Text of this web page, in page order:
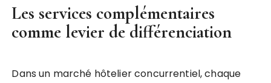
Les services complémentaires
comme levier de différenciation
Dans un marché hôtelier concurrentiel, chaque